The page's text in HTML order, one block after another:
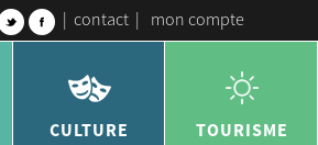
| contact | mon compte
CULTURE TOURISME